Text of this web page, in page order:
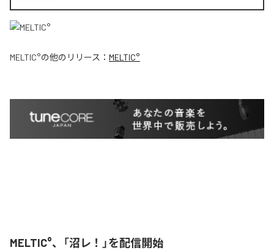
MELTIC°の他のリリース： MELTIC°
MELTIC°、「沼レ！」を配信開始